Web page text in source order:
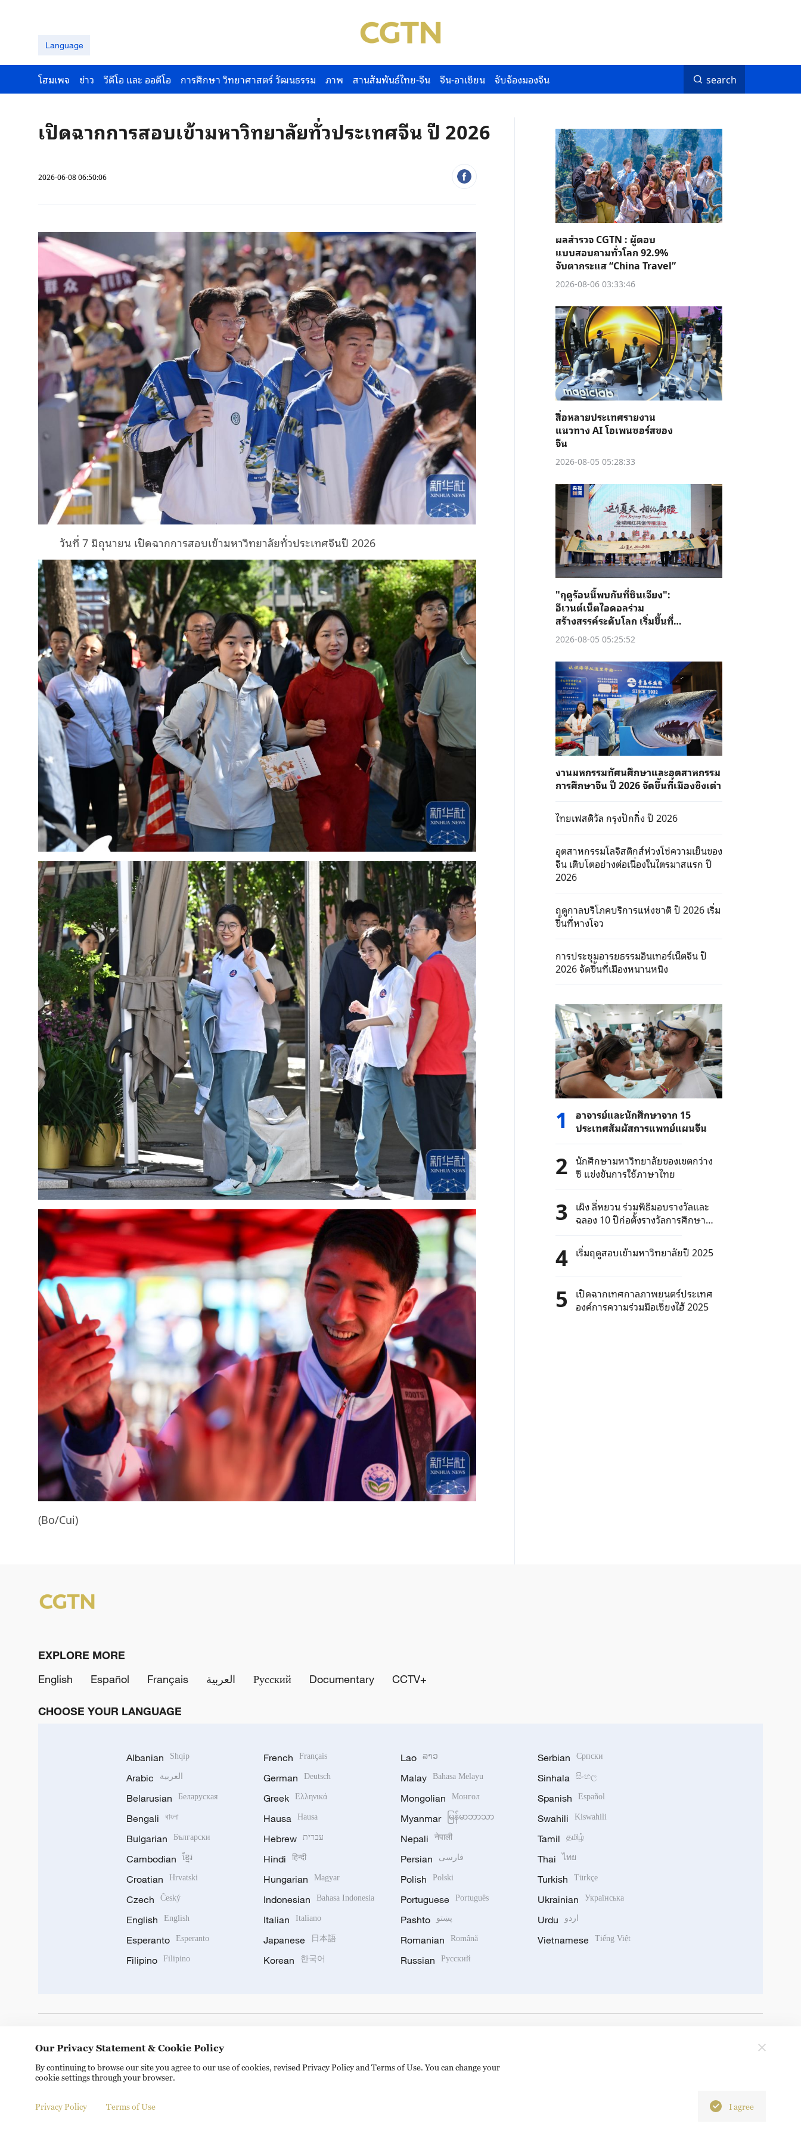
Language
โฮมเพจ ข่าว วีดีโอ และ ออดีโอ การศึกษา วิทยาศาสตร์ วัฒนธรรม ภาพ สานสัมพันธ์ไทย-จีน จีน-อาเซียน จับจ้องมองจีน search
เปิดฉากการสอบเข้ามหาวิทยาลัยทั่วประเทศจีน ปี 2026
2026-06-08 06:50:06
วันที่ 7 มิถุนายน เปิดฉากการสอบเข้ามหาวิทยาลัยทั่วประเทศจีนปี 2026
(Bo/Cui)
ผลสำรวจ CGTN : ผู้ตอบ
แบบสอบถามทั่วโลก 92.9%
จับตากระแส “China Travel”
2026-08-06 03:33:46
สื่อหลายประเทศรายงาน
แนวทาง AI โอเพนซอร์สของ
จีน
2026-08-05 05:28:33
"ฤดูร้อนนี้พบกันที่ซินเจียง":
อีเวนต์เน็ตไอดอลร่วม
สร้างสรรค์ระดับโลก เริ่มขึ้นที่คู่
เชอ
2026-08-05 05:25:52
งานมหกรรมทัศนศึกษาและอุตสาหกรรม
การศึกษาจีน ปี 2026 จัดขึ้นที่เมืองชิงเต่า
ไทยเฟสติวัล กรุงปักกิ่ง ปี 2026
อุตสาหกรรมโลจิสติกส์ห่วงโซ่ความเย็นของ
จีน เติบโตอย่างต่อเนื่องในไตรมาสแรก ปี
2026
ฤดูกาลบริโภคบริการแห่งชาติ ปี 2026 เริ่ม
ขึ้นที่หางโจว
การประชุมอารยธรรมอินเทอร์เน็ตจีน ปี
2026 จัดขึ้นที่เมืองหนานหนิง
1
อาจารย์และนักศึกษาจาก 15
ประเทศสัมผัสการแพทย์แผนจีน
2 นักศึกษามหาวิทยาลัยของเขตกว่าง
ซี แข่งขันการใช้ภาษาไทย
3 เผิง ลี่หยวน ร่วมพิธีมอบรางวัลและ
ฉลอง 10 ปีก่อตั้งรางวัลการศึกษา
หญิงและสตรีขององค์การยูเนสโก
4 เริ่มฤดูสอบเข้ามหาวิทยาลัยปี 2025
5
เปิดฉากเทศกาลภาพยนตร์ประเทศ
องค์การความร่วมมือเซี่ยงไฮ้ 2025
EXPLORE MORE
English
Español Français العربية Русский Documentary CCTV+
CHOOSE YOUR LANGUAGE
Albanian Shqip
Arabic العربية
Belarusian Беларуская
Bengali বাংলা
Bulgarian Български
Cambodian ខ្មែរ
Croatian Hrvatski
Czech Český
English English
Esperanto Esperanto
Filipino Filipino
French Français
German Deutsch
Greek Ελληνικά
Hausa Hausa
Hebrew עברית
Hindi हिन्दी
Hungarian Magyar
Indonesian Bahasa Indonesia
Italian Italiano
Japanese 日本語
Korean 한국어
Lao ລາວ
Malay Bahasa Melayu
Mongolian Монгол
Myanmar မြန်မာဘာသာ
Nepali नेपाली
Persian فارسی
Polish Polski
Portuguese Português
Pashto پښتو
Romanian Română
Russian Русский
Serbian Српски
Sinhala සිංහල
Spanish Español
Swahili Kiswahili
Tamil தமிழ்
Thai ไทย
Turkish Türkçe
Ukrainian Українська
Urdu اردو
Vietnamese Tiếng Việt
Copyright © 2024 CGTN. 京ICP备20000184号
Our Privacy Statement & Cookie Policy
By continuing to browse our site you agree to our use of cookies, revised Privacy Policy and Terms of Use. You can change your
cookie settings through your browser.
Privacy Policy Terms of Use I agree